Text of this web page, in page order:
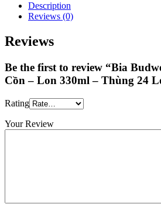
Description
Reviews (0)
Reviews
Be the first to review “Bia
Cồn – Lon 330ml – Thùng 24
Rating
Your Review